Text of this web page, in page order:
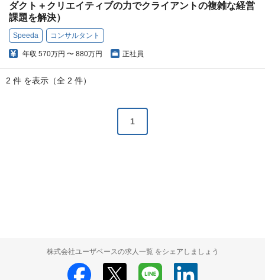
ダクト＋クリエイティブの力でクライアントの複雑な経営
課題を解決）
Speeda コンサルタント
年収 570万円 〜 880万円 正社員
2 件 を表示（全 2 件）
1
株式会社ユーザベースの求人一覧 をシェアしましょう